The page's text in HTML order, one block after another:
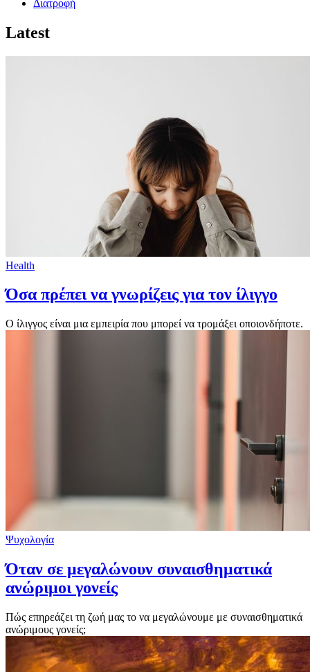
Διατροφή
Latest
Health
Όσα πρέπει να γνωρίζεις για τον ίλιγγο
Ο ίλιγγος είναι μια εμπειρία που μπορεί να τρομάξει οποιονδήποτε.
Ψυχολογία
Όταν σε μεγαλώνουν συναισθηματικά
ανώριμοι γονείς
Πώς επηρεάζει τη ζωή μας το να μεγαλώνουμε με συναισθηματικά
ανώριμους γονείς;